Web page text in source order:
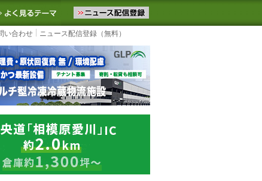
ースをお届けします。物流ニュースメール配信を登録す
お気に入りに追加 よく見るテーマ
い合わせ ニュース配信登録（無料）